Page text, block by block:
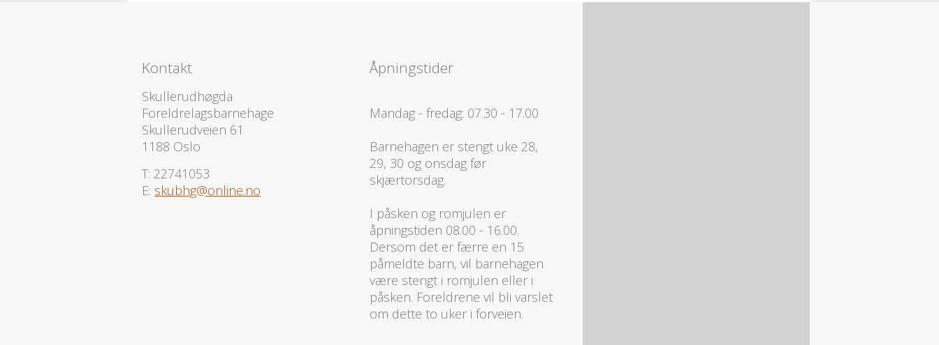
Kontakt
Skullerudhøgda
Foreldrelagsbarnehage
Skullerudveien 61
1188 Oslo
T: 22741053
E: skubhg@online.no
Åpningstider
Mandag - fredag: 07.30 - 17.00
Barnehagen er stengt uke 28,
29, 30 og onsdag før
skjærtorsdag.
I påsken og romjulen er
åpningstiden 08.00 - 16.00.
Dersom det er færre en 15
påmeldte barn, vil barnehagen
være stengt i romjulen eller i
påsken. Foreldrene vil bli varslet
om dette to uker i forveien.